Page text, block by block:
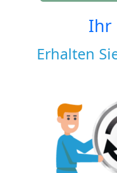
Ihr
Erhalten